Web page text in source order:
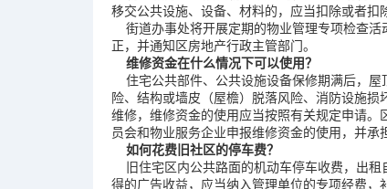
移交公共设施、设备、材料的，应当扣除或者扣
街道办事处将开展定期的物业管理专项检查
正，并通知区房地产行政主管部门。
维修资金在什么情况下可以使用？
住宅公共部件、公共设施设备保修期满后，
险、结构或墙皮（屋檐）脱落风险、消防设施
维修，维修资金的使用应当按照有关规定申请
员会和物业服务企业申报维修资金的使用，并承
如何花费旧社区的停车费？
旧住宅区内公共路面的机动车停车收费，出租
得的广告收益，应当纳入管理单位的专项经费